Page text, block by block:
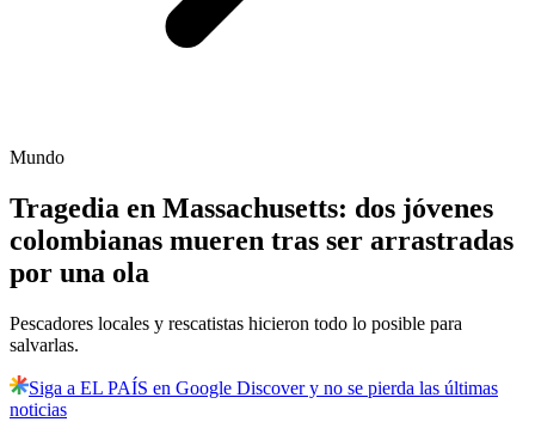
Mundo
Tragedia en Massachusetts: dos jóvenes
colombianas mueren tras ser arrastradas
por una ola
Pescadores locales y rescatistas hicieron todo lo posible para
salvarlas.
Siga a EL PAÍS en Google Discover y no se pierda las últimas
noticias